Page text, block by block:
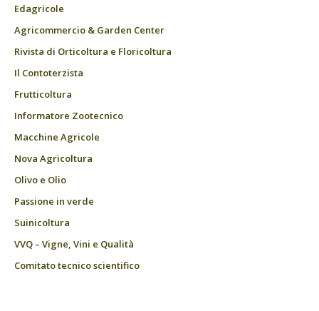
Edagricole
Agricommercio & Garden Center
Rivista di Orticoltura e Floricoltura
Il Contoterzista
Frutticoltura
Informatore Zootecnico
Macchine Agricole
Nova Agricoltura
Olivo e Olio
Passione in verde
Suinicoltura
VVQ – Vigne, Vini e Qualità
Comitato tecnico scientifico